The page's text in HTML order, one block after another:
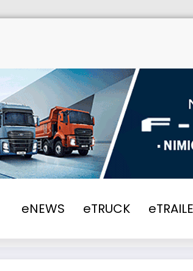
eNEWS eTRUCK
Pre-declarația electronică